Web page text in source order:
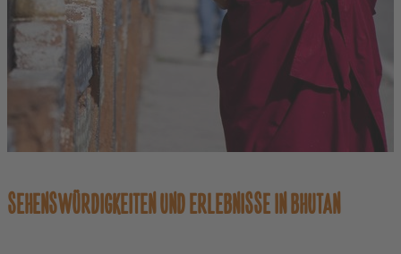
SEHENSWÜRDIGKEITEN UND ERLEBNISSE IN BHUTAN